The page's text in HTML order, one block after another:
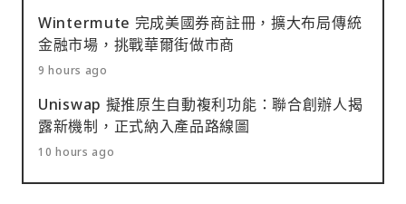
Wintermute 完成美國券商註冊，擴大布局傳統
金融市場，挑戰華爾街做市商
9 hours ago
Uniswap 擬推原生自動複利功能：聯合創辦人揭
露新機制，正式納入產品路線圖
10 hours ago